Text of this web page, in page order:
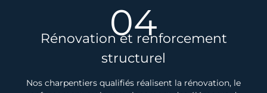
04
Rénovation et renforcement
structurel
Nos charpentiers qualifiés réalisent la rénovation, le